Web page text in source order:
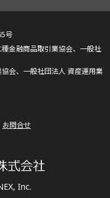
Inc.
号
金融商品取引業協会、一般社
会、一般社団法人 資産運用業
お問合せ